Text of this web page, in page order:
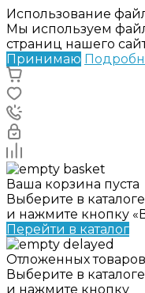
Использование
Мы используем
страниц нашего
Принимаю
Ваша корзина пуста
Выберите в
и нажмите кнопку
Перейти в каталог
Отложенных
Выберите в
и нажмите кнопку